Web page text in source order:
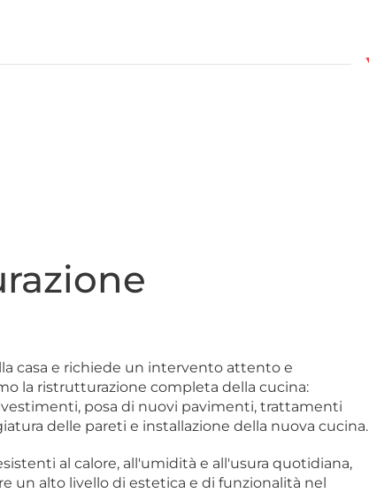
casa e richiede un intervento attento e
la ristrutturazione completa della cucina:
posa di nuovi pavimenti, trattamenti
delle pareti e installazione della nuova cucina.
al calore, all'umidità e all'usura quotidiana,
un alto livello di estetica e di funzionalità nel